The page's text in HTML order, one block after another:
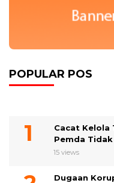
POPULAR POS
Cacat Kelola
Pemda Tidak
15 views
Dugaan